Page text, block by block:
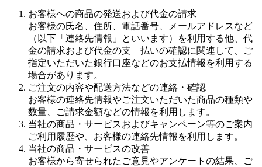
お客様への商品の発送および代金の請求
お客様の氏名、住所、電話番号、メールアドレスなど
（以下「連絡先情報」といいます）を利用する他、代
金の請求および代金の支 払いの確認に関連して、ご
指定いただいた銀行口座などのお支払情報を利用する
場合があります。
ご注文の内容や配送方法などの連絡・確認
お客様の連絡先情報やご注文いただいた商品の種類や
数量、ご請求金額などの情報を利用します。
当社の商品・サービスおよびキャンペーン等のご案内
ご利用履歴や、お客様の連絡先情報を利用します。
当社の商品・サービスの改善
お客様から寄せられたご意見やアンケートの結果、ご